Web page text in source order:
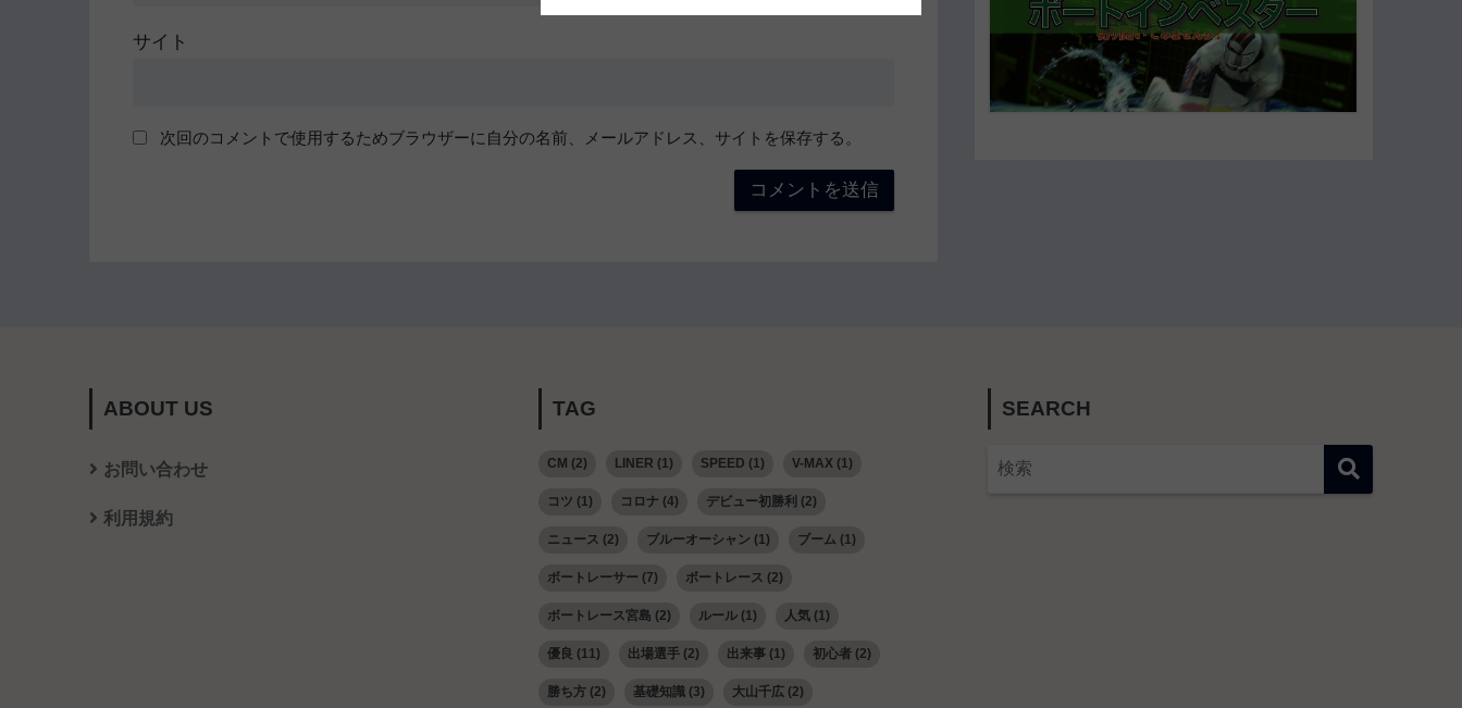
サイト
次回のコメントで使用するためブラウザーに自分の名前、メールアドレス、サイトを保存する。
ABOUT US
お問い合わせ
利用規約
TAG
CM (2) LINER (1) SPEED (1) V-MAX (1)
コツ (1) コロナ (4) デビュー初勝利 (2)
ニュース (2) ブルーオーシャン (1) ブーム (1)
ボートレーサー (7) ボートレース (2)
ボートレース宮島 (2) ルール (1) 人気 (1)
優良 (11) 出場選手 (2) 出来事 (1) 初心者 (2)
勝ち方 (2) 基礎知識 (3) 大山千広 (2)
SEARCH